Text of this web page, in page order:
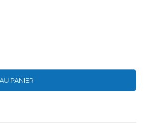
PANIER